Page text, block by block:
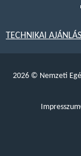
TECHNIKAI AJÁNLÁS
2026 © Nemzeti
Impresszum